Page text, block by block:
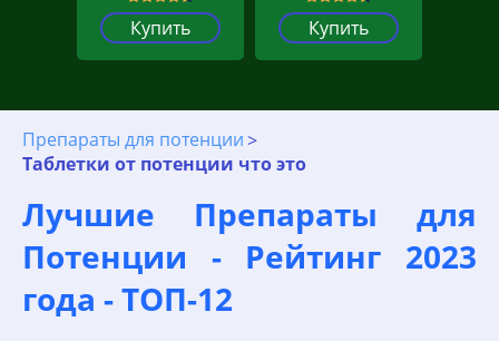
Купить Купить
Препараты для потенции
Таблетки от потенции что это
Лучшие Препараты для
Потенции - Рейтинг 2023
года - ТОП-12